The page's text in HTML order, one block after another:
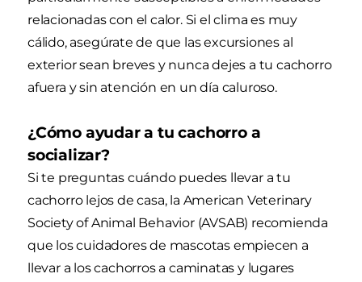
relacionadas con el calor. Si el clima es muy
cálido, asegúrate de que las excursiones al
exterior sean breves y nunca dejes a tu cachorro
afuera y sin atención en un día caluroso.
¿Cómo ayudar a tu cachorro a
socializar?
Si te preguntas cuándo puedes llevar a tu
cachorro lejos de casa, la American Veterinary
Society of Animal Behavior (AVSAB) recomienda
que los cuidadores de mascotas empiecen a
llevar a los cachorros a caminatas y lugares